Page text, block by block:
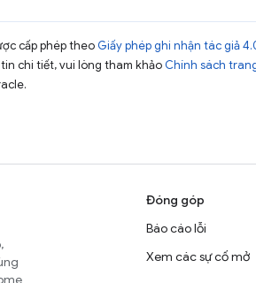
cấp phép theo Giấy phép ghi nhận tác giả
chi tiết, vui lòng tham khảo Chính sách
Đóng góp
Báo cáo lỗi
Xem các sự cố mở